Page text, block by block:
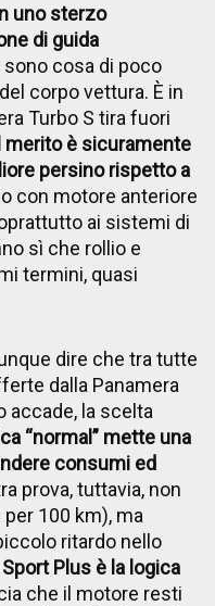
uno sterzo
di guida
cosa di poco
corpo vettura. È in
Turbo S tira fuori
merito è sicuramente
persino rispetto a
con motore anteriore
ai sistemi di
sì che rollio e
termini, quasi
dire che tra tutte
dalla Panamera
accade, la scelta
“normal” mette una
consumi ed
prova, tuttavia, non
100 km), ma
ritardo nello
Sport Plus è la logica
che il motore resti